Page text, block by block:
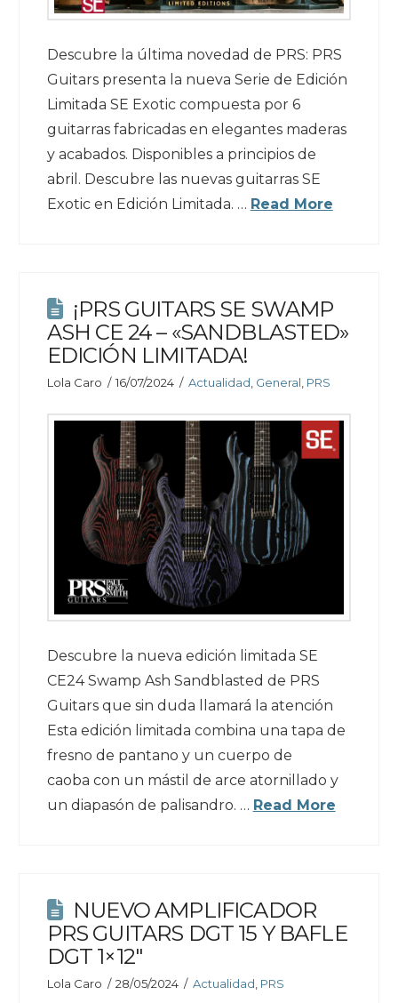
Descubre la última novedad de PRS: PRS
Guitars presenta la nueva Serie de Edición
Limitada SE Exotic compuesta por 6
guitarras fabricadas en elegantes maderas
y acabados. Disponibles a principios de
abril. Descubre las nuevas guitarras SE
Exotic en Edición Limitada. … Read More
¡PRS GUITARS SE SWAMP
ASH CE 24 – «SANDBLASTED»
EDICIÓN LIMITADA!
Lola Caro 16/07/2024 Actualidad General PRS
Descubre la nueva edición limitada SE
CE24 Swamp Ash Sandblasted de PRS
Guitars que sin duda llamará la atención
Esta edición limitada combina una tapa de
fresno de pantano y un cuerpo de
caoba con un mástil de arce atornillado y
un diapasón de palisandro. … Read More
NUEVO AMPLIFICADOR
PRS GUITARS DGT 15 Y BAFLE
DGT 1×12″
Lola Caro 28/05/2024 Actualidad PRS